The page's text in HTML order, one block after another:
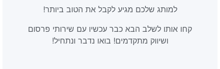
למותג שלכם מגיע לקבל את הטוב ביותר!
קחו אותו לשלב הבא כבר עכשיו עם שירותי פרסום
ושיווק מתקדמים! בואו נדבר ונתחיל!